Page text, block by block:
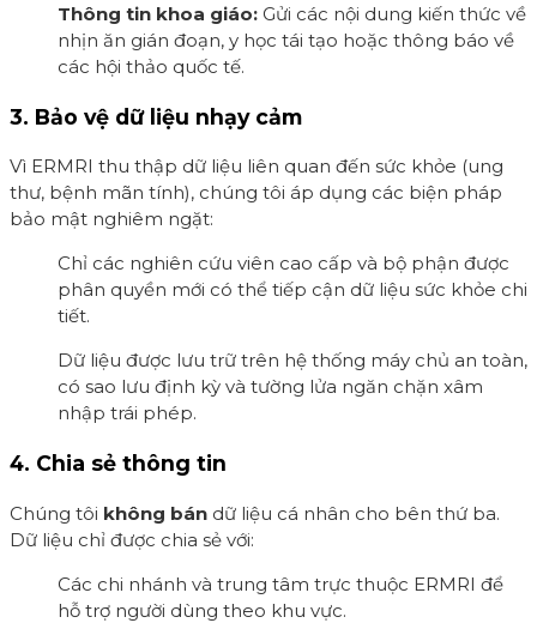
Thông tin khoa giáo: Gửi các nội dung kiến thức về
nhịn ăn gián đoạn, y học tái tạo hoặc thông báo về
các hội thảo quốc tế.
3. Bảo vệ dữ liệu nhạy cảm
Vì ERMRI thu thập dữ liệu liên quan đến sức khỏe (ung
thư, bệnh mãn tính), chúng tôi áp dụng các biện pháp
bảo mật nghiêm ngặt:
Chỉ các nghiên cứu viên cao cấp và bộ phận được
phân quyền mới có thể tiếp cận dữ liệu sức khỏe chi
tiết.
Dữ liệu được lưu trữ trên hệ thống máy chủ an toàn,
có sao lưu định kỳ và tường lửa ngăn chặn xâm
nhập trái phép.
4. Chia sẻ thông tin
Chúng tôi không bán dữ liệu cá nhân cho bên thứ ba.
Dữ liệu chỉ được chia sẻ với:
Các chi nhánh và trung tâm trực thuộc ERMRI để
hỗ trợ người dùng theo khu vực.